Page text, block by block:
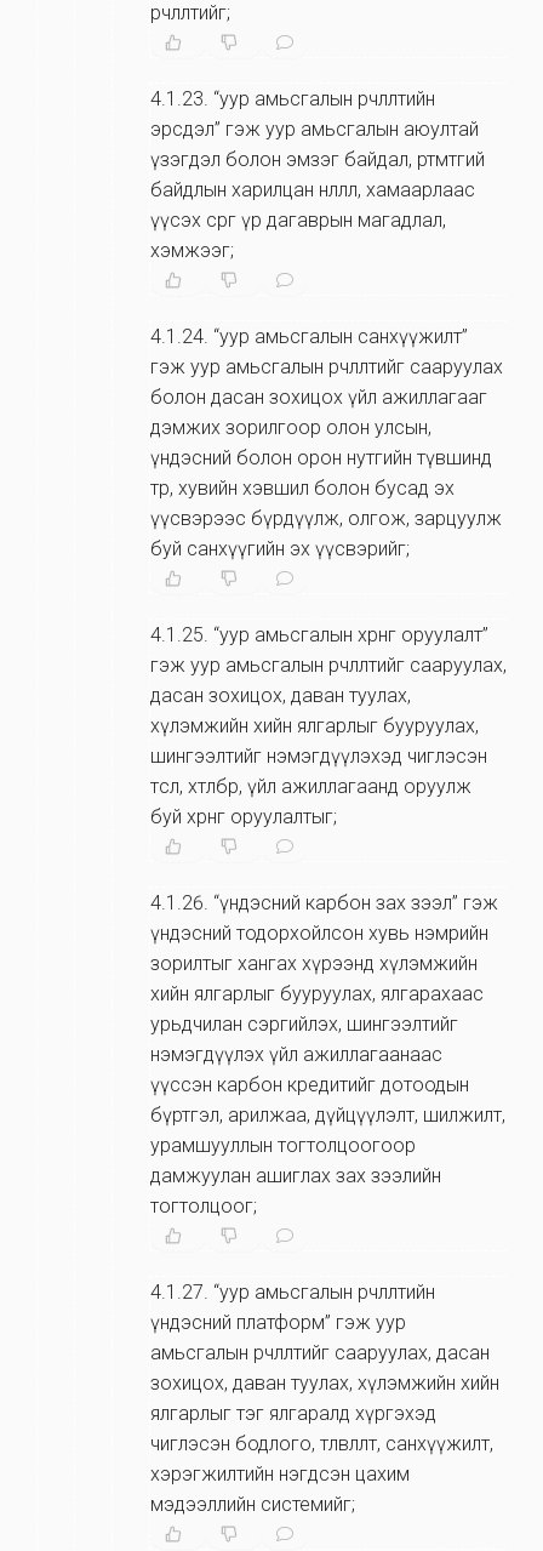
өөрчлөлтийг;
4.1.23. “уур амьсгалын өөрчлөлтийн
эрсдэл” гэж уур амьсгалын аюултай
үзэгдэл болон эмзэг байдал, өртөмтгий
байдлын харилцан нөлөөлөл, хамаарлаас
үүсэх сөрөг үр дагаврын магадлал,
хэмжээг;
4.1.24. “уур амьсгалын санхүүжилт”
гэж уур амьсгалын өөрчлөлтийг сааруулах
болон дасан зохицох үйл ажиллагааг
дэмжих зорилгоор олон улсын,
үндэсний болон орон нутгийн түвшинд
төр, хувийн хэвшил болон бусад эх
үүсвэрээс бүрдүүлж, олгож, зарцуулж
буй санхүүгийн эх үүсвэрийг;
4.1.25. “уур амьсгалын хөрөнгө оруулалт”
гэж уур амьсгалын өөрчлөлтийг сааруулах,
дасан зохицох, даван туулах,
хүлэмжийн хийн ялгарлыг бууруулах,
шингээлтийг нэмэгдүүлэхэд чиглэсэн
төсөл, хөтөлбөр, үйл ажиллагаанд оруулж
буй хөрөнгө оруулалтыг;
4.1.26. “үндэсний карбон зах зээл” гэж
үндэсний тодорхойлсон хувь нэмрийн
зорилтыг хангах хүрээнд хүлэмжийн
хийн ялгарлыг бууруулах, ялгарахаас
урьдчилан сэргийлэх, шингээлтийг
нэмэгдүүлэх үйл ажиллагаанаас
үүссэн карбон кредитийг дотоодын
бүртгэл, арилжаа, дүйцүүлэлт, шилжилт,
урамшууллын тогтолцоогоор
дамжуулан ашиглах зах зээлийн
тогтолцоог;
4.1.27. “уур амьсгалын өөрчлөлтийн
үндэсний платформ” гэж уур
амьсгалын өөрчлөлтийг сааруулах, дасан
зохицох, даван туулах, хүлэмжийн хийн
ялгарлыг тэг ялгаралд хүргэхэд
чиглэсэн бодлого, төлөвлөлт, санхүүжилт,
хэрэгжилтийн нэгдсэн цахим
мэдээллийн системийг;